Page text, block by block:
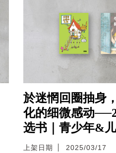
於迷惘回圈抽身
化的细微感动
选书｜青少年&
上架日期 2025/03/17